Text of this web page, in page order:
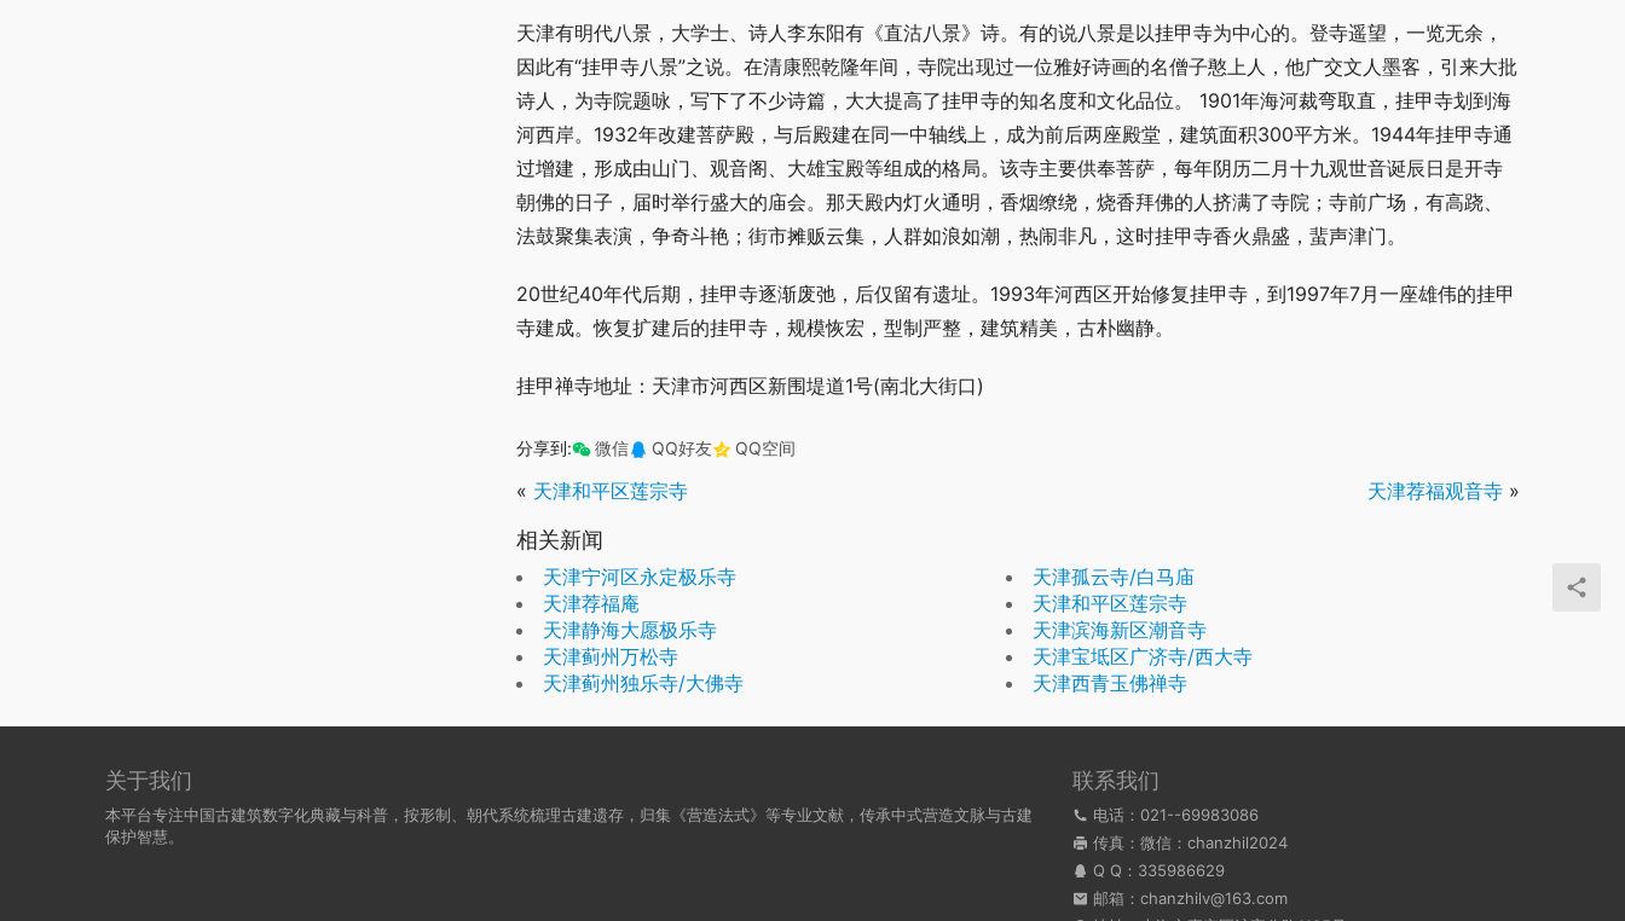
天津有明代八景，大学士、诗人李东阳有《直沽八景》诗。有的说八景是以挂甲寺为中心的。登寺遥望，一览无余，
因此有“挂甲寺八景”之说。在清康熙乾隆年间，寺院出现过一位雅好诗画的名僧子憨上人，他广交文人墨客，引来大批
诗人，为寺院题咏，写下了不少诗篇，大大提高了挂甲寺的知名度和文化品位。 1901年海河裁弯取直，挂甲寺划到海
河西岸。1932年改建菩萨殿，与后殿建在同一中轴线上，成为前后两座殿堂，建筑面积300平方米。1944年挂甲寺通
过增建，形成由山门、观音阁、大雄宝殿等组成的格局。该寺主要供奉菩萨，每年阴历二月十九观世音诞辰日是开寺
朝佛的日子，届时举行盛大的庙会。那天殿内灯火通明，香烟缭绕，烧香拜佛的人挤满了寺院；寺前广场，有高跷、
法鼓聚集表演，争奇斗艳；街市摊贩云集，人群如浪如潮，热闹非凡，这时挂甲寺香火鼎盛，蜚声津门。
20世纪40年代后期，挂甲寺逐渐废弛，后仅留有遗址。1993年河西区开始修复挂甲寺，到1997年7月一座雄伟的挂甲
寺建成。恢复扩建后的挂甲寺，规模恢宏，型制严整，建筑精美，古朴幽静。
挂甲禅寺地址：天津市河西区新围堤道1号(南北大街口)
分享到: 微信 QQ好友 QQ空间
« 天津和平区莲宗寺 天津荐福观音寺 »
相关新闻
天津宁河区永定极乐寺
天津孤云寺/白马庙
天津荐福庵
天津和平区莲宗寺
天津静海大愿极乐寺
天津滨海新区潮音寺
天津蓟州万松寺
天津宝坻区广济寺/西大寺
天津蓟州独乐寺/大佛寺
天津西青玉佛禅寺
关于我们
本平台专注中国古建筑数字化典藏与科普，按形制、朝代系统梳理古建遗存，归集《营造法式》等专业文献，传承中式营造文脉与古建
保护智慧。
联系我们
电话：021--69983086
传真：微信：chanzhil2024
Q Q： 335986629
邮箱：chanzhilv@163.com